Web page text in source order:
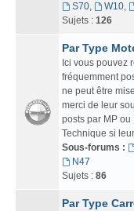
S70, W10,
Sujets : 126
Par Type
Ici vous pouvez
fréquemment
ne peut être
merci de leur
posts par MP
Technique si
Sous-forums :
N47
Sujets : 86
Par Type